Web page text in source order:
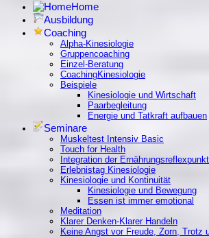
Home
Ausbildung
Coaching
Alpha-Kinesiologie
Gruppencoaching
Einzel-Beratung
CoachingKinesiologie
Beispiele
Kinesiologie und Wirtschaft
Paarbegleitung
Energie und Tatkraft aufbauen
Seminare
Muskeltest Intensiv Basic
Touch for Health
Integration der
Erlebnistag Kinesiologie
Kinesiologie und Kontinuität
Kinesiologie und Bewegung
Essen ist immer emotional
Meditation
Klarer Denken-Klarer Handeln
Keine Angst vor Freude, Zorn, Trotz